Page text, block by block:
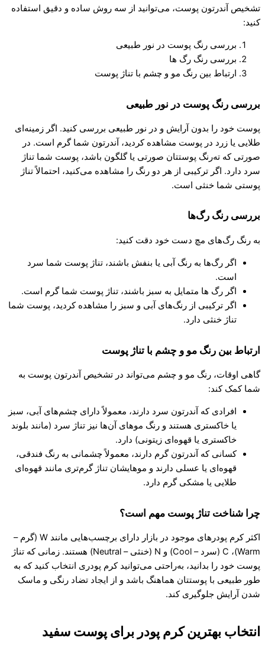
تشخیص آندرتون پوست، می‌توانید از سه روش ساده و دقیق استفاده
کنید:
بررسی رنگ پوست در نور طبیعی
بررسی رنگ رگ ‌ها
ارتباط بین رنگ مو و چشم با تناژ پوست
بررسی رنگ پوست در نور طبیعی
پوست خود را بدون آرایش و در نور طبیعی بررسی کنید. اگر زمینه‌ای
طلایی یا زرد در پوست مشاهده کردید، آندرتون شما گرم است. در
صورتی که ته‌رنگ پوستتان صورتی یا گلگون باشد، پوست شما تناژ
سرد دارد. اگر ترکیبی از هر دو رنگ را مشاهده می‌کنید، احتمالاً تناژ
پوستی شما خنثی است.
بررسی رنگ رگ‌ها
به رنگ رگ‌های مچ دست خود دقت کنید:
اگر رگ‌ها به رنگ آبی یا بنفش باشند، تناژ پوست شما سرد
است.
اگر رگ ها متمایل به سبز باشند، تناژ پوست شما گرم است.
اگر ترکیبی از رنگ‌های آبی و سبز را مشاهده کردید، پوست شما
تناژ خنثی دارد.
ارتباط بین رنگ مو و چشم با تناژ پوست
گاهی اوقات، رنگ مو و چشم می‌تواند در تشخیص آندرتون پوست به
شما کمک کند:
افرادی که آندرتون سرد دارند، معمولاً دارای چشم‌های آبی، سبز
یا خاکستری هستند و رنگ موهای آن‌ها نیز تناژ سرد (مانند بلوند
خاکستری یا قهوه‌ای زیتونی) دارد.
کسانی که آندرتون گرم دارند، معمولاً چشمانی به رنگ فندقی،
قهوه‌ای یا عسلی دارند و موهایشان تناژ گرم‌تری مانند قهوه‌ای
طلایی یا مشکی گرم دارد.
چرا شناخت تناژ پوست مهم است؟
اکثر کرم پودرهای موجود در بازار دارای برچسب‌هایی مانند W (گرم –
Warm)، C (سرد – Cool) و N (خنثی – Neutral) هستند. زمانی که تناژ
پوست خود را بدانید، به‌راحتی می‌توانید کرم پودری انتخاب کنید که به
طور طبیعی با پوستتان هماهنگ باشد و از ایجاد تضاد رنگی و ماسک
شدن آرایش جلوگیری کند.
انتخاب بهترین کرم پودر برای پوست سفید